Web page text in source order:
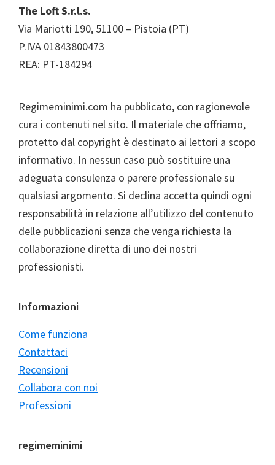
Footer
The Loft S.r.l.s.
Via Mariotti 190, 51100 – Pistoia (PT)
P.IVA 01843800473
REA: PT-184294
Regimeminimi.com ha pubblicato, con ragionevole
cura i contenuti nel sito. Il materiale che offriamo,
protetto dal copyright è destinato ai lettori a scopo
informativo. In nessun caso può sostituire una
adeguata consulenza o parere professionale su
qualsiasi argomento. Si declina accetta quindi ogni
responsabilità in relazione all’utilizzo del contenuto
delle pubblicazioni senza che venga richiesta la
collaborazione diretta di uno dei nostri
professionisti.
Informazioni
Come funziona
Contattaci
Recensioni
Collabora con noi
Professioni
regimeminimi